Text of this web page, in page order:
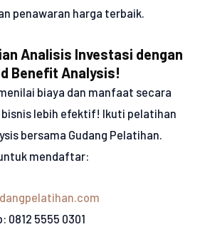
penawaran harga terbaik.
Analisis Investasi dengan
Benefit Analysis!
biaya dan manfaat secara
lebih efektif! Ikuti pelatihan
bersama Gudang Pelatihan.
mendaftar:
0812 5555 0301